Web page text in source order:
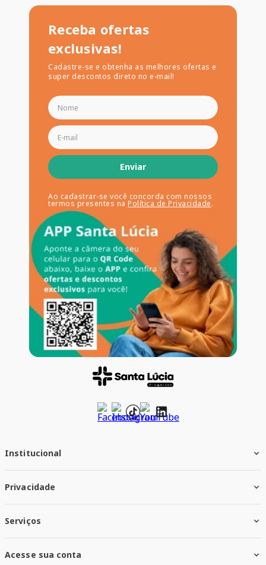
Receba ofertas
exclusivas!
Cadastre-se e obtenha as melhores ofertas e
super descontos direto no e-mail!
Enviar
Ao cadastrar-se você concorda com nossos
termos presentes na Política de Privacidade.
Institucional
Trabalhe conosco
Responsabilidade Social
Nossas Lojas
Privacidade
Política de Entrega
Trocas e Devoluções
Serviços
Santa Mais Exames
Acesse sua conta